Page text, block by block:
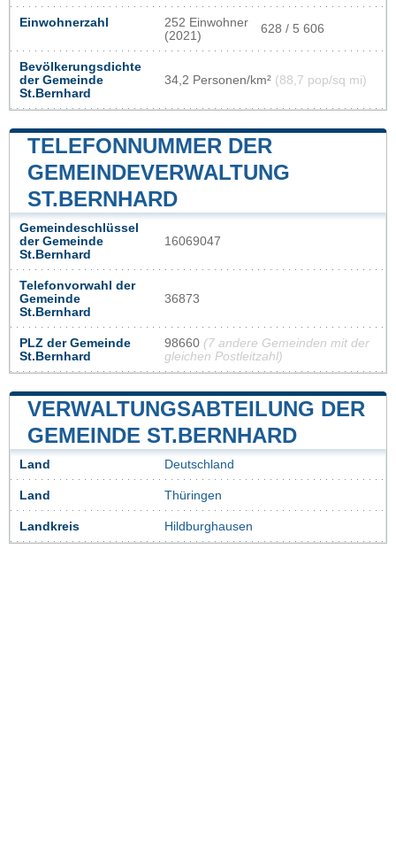
Einwohnerzahl
252 Einwohner
(2021)
628 / 5 606
Bevölkerungsdichte
der Gemeinde
St.Bernhard
34,2 Personen/km² (88,7 pop/sq mi)
TELEFONNUMMER DER
GEMEINDEVERWALTUNG
ST.BERNHARD
Gemeindeschlüssel
der Gemeinde
St.Bernhard
16069047
Telefonvorwahl der
Gemeinde
St.Bernhard
36873
PLZ der Gemeinde
St.Bernhard
98660 (7 andere Gemeinden mit der
gleichen Postleitzahl)
VERWALTUNGSABTEILUNG DER
GEMEINDE ST.BERNHARD
Land Deutschland
Land Thüringen
Landkreis Hildburghausen